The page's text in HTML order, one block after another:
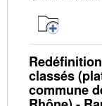
classés
commune